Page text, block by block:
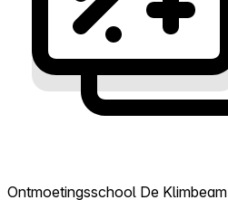
Ontmoetingsschool De Klimbeam